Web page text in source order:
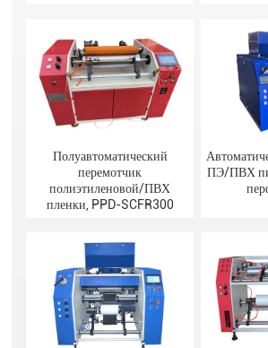
Полуавтоматический
перемотчик
полиэтиленовой/ПВХ
пленки, PPD-SCFR300
ПЭ/ПВХ